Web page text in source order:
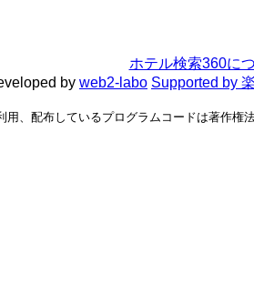
ホテル検索360に
by web2-labo Supported by
用、配布しているプログラムコードは著作